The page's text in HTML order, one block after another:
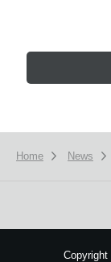
Home News
Copyright